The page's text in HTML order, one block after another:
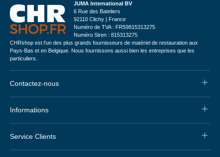
JUMA International BV
6 Rue des Bateliers
92110 Clichy | France
Numéro de TVA : FR59815313275
Numéro Siren : 815313275
CHRshop est l'un des plus grands fournisseurs de matériel de restauration aux
Pays-Bas et en Belgique. Nous fournissons aussi bien les entreprises que les
particuliers.
Contactez-nous
Informations
Service Clients